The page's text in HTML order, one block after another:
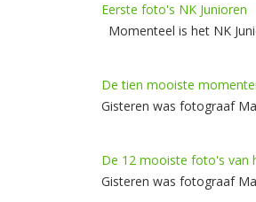
Eerste foto's NK Junioren
Momenteel is het NK
De tien mooiste
Gisteren was fotograaf
De 12 mooiste foto's van
Gisteren was fotograaf